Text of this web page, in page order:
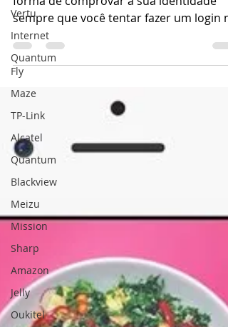
Vertu
Internet
Quantum
Fly
Maze
TP-Link
Alcatel
Quantum
Blackview
Meizu
Mission
Sharp
Amazon
Jelly
Oukitel
O Facebook está testando uma nova
forma de comprovar a sua identidade
sempre que você tentar fazer um login
plataforma. Em vez de...